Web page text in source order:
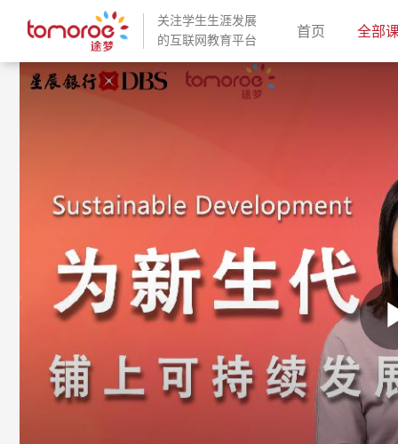
关注学生生涯发展
的互联网教育平台
首页(current)
全部